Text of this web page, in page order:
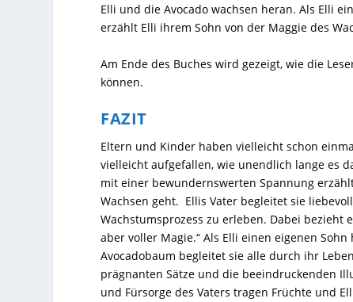
Elli und die Avocado wachsen heran. Als Elli
erzählt Elli ihrem Sohn von der Maggie des
Am Ende des Buches wird gezeigt, wie die
können.
FAZIT
Eltern und Kinder haben vielleicht schon
vielleicht aufgefallen, wie unendlich lange es
mit einer bewundernswerten Spannung
Wachsen geht. Ellis Vater begleitet sie
Wachstumsprozess zu erleben. Dabei bezieht
aber voller Magie.“ Als Elli einen eigenen
Avocadobaum begleitet sie alle durch ihr
prägnanten Sätze und die beeindruckenden
und Fürsorge des Vaters tragen Früchte und